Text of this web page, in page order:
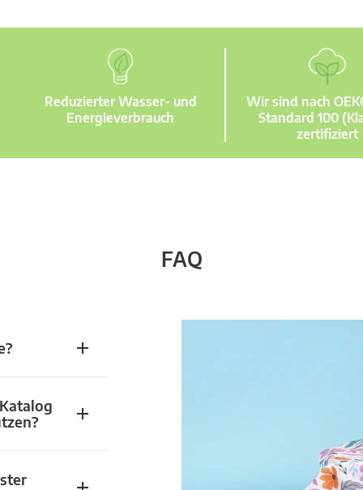
Reduzierter Wasser- und
Energieverbrauch
Wir sind nach
Standard 100
zertifiziert
FAQ